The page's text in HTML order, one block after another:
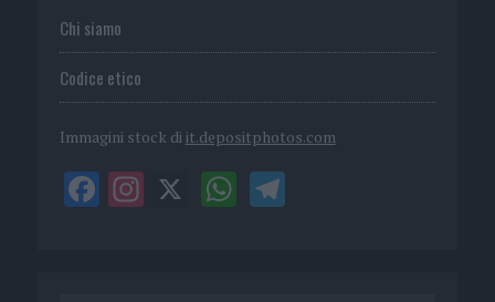
Chi siamo
Codice etico
Immagini stock di it.depositphotos.com